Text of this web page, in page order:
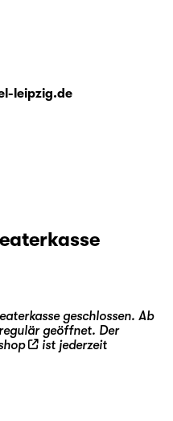
leipzig.de
geschlossen. Ab
geöffnet. Der
ist jederzeit